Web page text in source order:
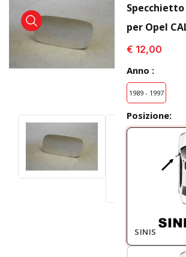
visualizza prodotto visualizza
per Opel
€ 12,00
Anno :
1989 - 1997
Posizione:
SINISTRO